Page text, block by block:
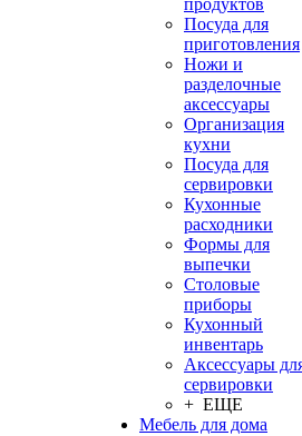
продуктов
Посуда для
приготовления
Ножи и
разделочные
аксессуары
Организация
кухни
Посуда для
сервировки
Кухонные
расходники
Формы для
выпечки
Столовые
приборы
Кухонный
инвентарь
Аксессуары
сервировки
+ ЕЩЕ
Мебель для дома